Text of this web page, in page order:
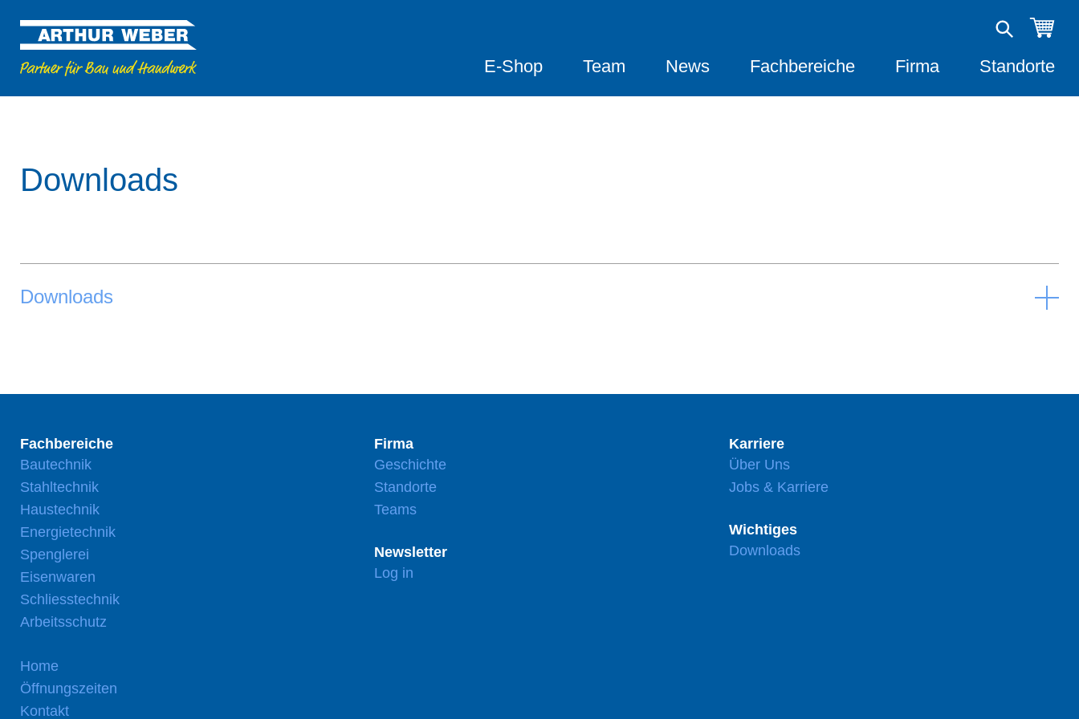
E-Shop Team News Fachbereiche Firma Standorte
Downloads
Downloads
Fachbereiche
Bautechnik
Stahltechnik
Haustechnik
Energietechnik
Spenglerei
Eisenwaren
Schliesstechnik
Arbeitsschutz
Firma
Geschichte
Standorte
Teams
Newsletter
Log in
Karriere
Über Uns
Jobs & Karriere
Wichtiges
Downloads
Home
Öffnungszeiten
Kontakt